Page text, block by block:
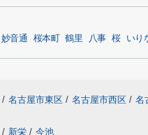
妙音通 桜本町 鶴里 八事 桜 いり
/ 名古屋市東区 / 名古屋市西区 / 名
/ 新栄 / 今池